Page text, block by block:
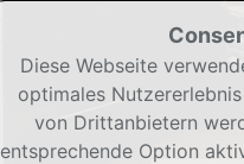
Diese Webseite
optimales
von Drittanbietern
entsprechende Option